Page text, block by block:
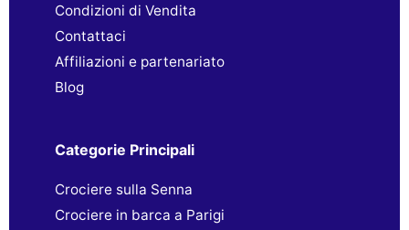
Condizioni di Vendita
Contattaci
Affiliazioni e partenariato
Blog
Categorie Principali
Crociere sulla Senna
Crociere in barca a Parigi